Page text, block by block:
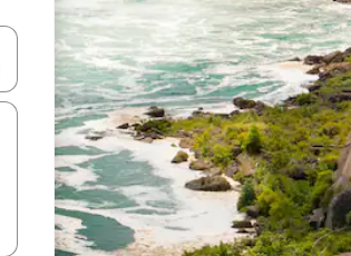
със стрелки нагоре и надолу